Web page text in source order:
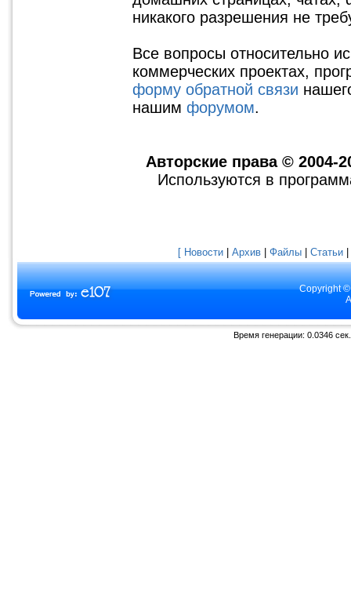
никакого разрешения не
Все вопросы относительно
коммерческих проектах,
форму обратной связи
нашим форумом.
Авторские права © 2004-
Используются в
[ Новости Архив Файлы Статьи
Copyright
Время генерации: 0.0346